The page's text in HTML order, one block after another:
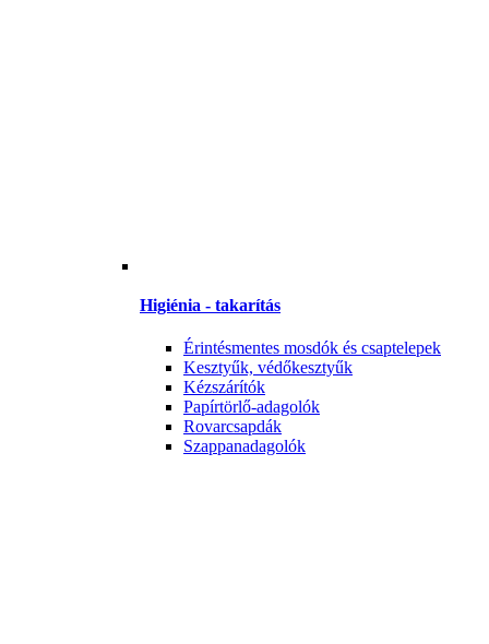
Higiénia - takarítás
Érintésmentes mosdók és csaptelepek
Kesztyűk, védőkesztyűk
Kézszárítók
Papírtörlő-adagolók
Rovarcsapdák
Szappanadagolók